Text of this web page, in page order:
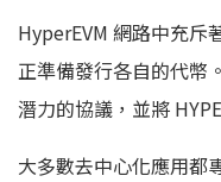
HyperEVM 網路中充斥
正準備發行各自的代幣
潛力的協議，並將
大多數去中心化應用都